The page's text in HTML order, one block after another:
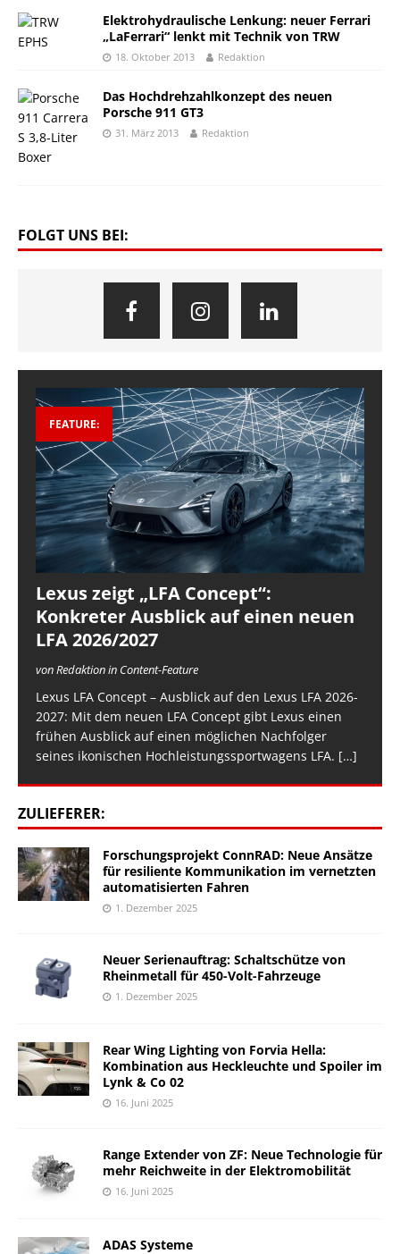
Elektrohydraulische Lenkung: neuer Ferrari
„LaFerrari“ lenkt mit Technik von TRW
18. Oktober 2013 Redaktion
Das Hochdrehzahlkonzept des neuen
Porsche 911 GT3
31. März 2013 Redaktion
FOLGT UNS BEI:
FEATURE:
Lexus zeigt „LFA Concept“:
Konkreter Ausblick auf einen neuen
LFA 2026/2027
von Redaktion in Content-Feature
Lexus LFA Concept – Ausblick auf den Lexus LFA 2026-
2027: Mit dem neuen LFA Concept gibt Lexus einen
frühen Ausblick auf einen möglichen Nachfolger
seines ikonischen Hochleistungssportwagens LFA. […]
ZULIEFERER:
Forschungsprojekt ConnRAD: Neue Ansätze
für resiliente Kommunikation im vernetzten
automatisierten Fahren
1. Dezember 2025
Neuer Serienauftrag: Schaltschütze von
Rheinmetall für 450-Volt-Fahrzeuge
1. Dezember 2025
Rear Wing Lighting von Forvia Hella:
Kombination aus Heckleuchte und Spoiler im
Lynk & Co 02
16. Juni 2025
Range Extender von ZF: Neue Technologie für
mehr Reichweite in der Elektromobilität
16. Juni 2025
ADAS Systeme